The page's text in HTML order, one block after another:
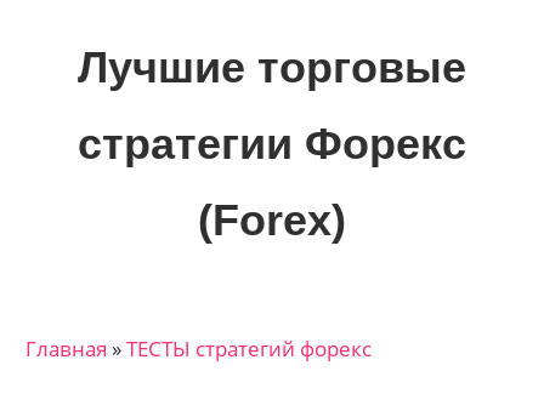
Лучшие торговые
стратегии Форекс
(Forex)
трейдеров
Главная »ТЕСТЫ стратегий форекс